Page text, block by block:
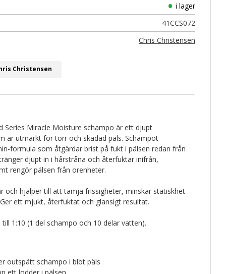
i lager
41CCS072
Chris Christensen
Christensen
Series Miracle Moisture schampo är ett djupt
är utmärkt för torr och skadad päls. Schampot
formula som åtgärdar brist på fukt i pälsen redan från
djupt in i hårstråna och återfuktar inifrån,
rengör pälsen från orenheter.
och hjälper till att tämja frissigheter, minskar statiskhet
ett mjukt, återfuktat och glansigt resultat.
1:10 (1 del schampo och 10 delar vatten).
outspätt schampo i blöt päls